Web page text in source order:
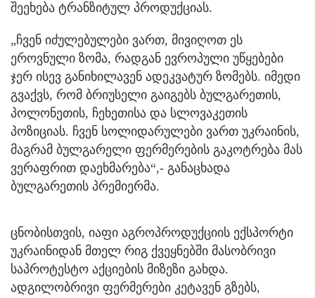
შეეხება ტრანზიტულ პროდუქციას.
„ჩვენ იძულებულები ვართ, მივიღოთ ეს
ეროვნული ზომა, რადგან ევროპული უწყებები
ჯერ ისევ განიხილავენ ადეკვატურ ზომებს. იმედი
გვაქვს, რომ ბრიუსელი გაიგებს ბულგარეთის,
პოლონეთის, ჩეხეთისა და სლოვაკეთის
პოზიციას. ჩვენ სოლიდარულები ვართ უკრაინის,
მაგრამ ბულგარელი ფერმერების გაკოტრება მას
ვერაფრით დაეხმარება“,- განაცხადა
ბულგარეთის პრემიერმა.
ცნობისთვის, იაფი აგროპროდუქციის ექსპორტი
უკრაინიდან მთელ რიგ ქვეყნებში მასობრივი
საპროტესტო აქციების მიზეზი გახდა.
ადგილობრივი ფერმერები კეტავენ გზებს,